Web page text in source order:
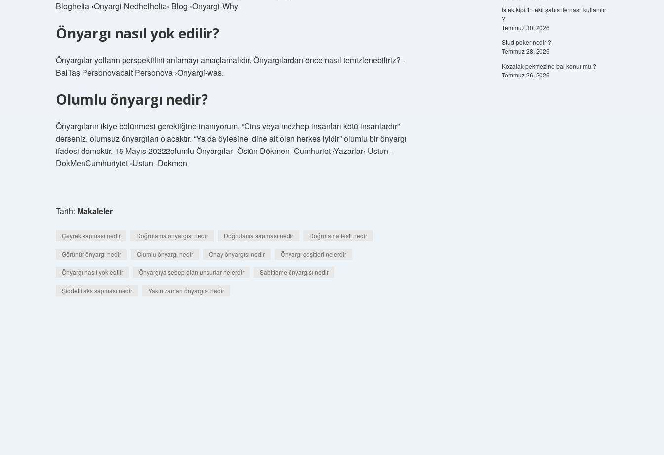
Bloghelia ›Onyargi-Nedhelhelia› Blog ›Onyargi-Why
Önyargı nasıl yok edilir?
Önyargılar yolların perspektifini anlamayı amaçlamalıdır. Önyargılardan önce nasıl temizlenebiliriz? -
BalTaş Personovabalt Personova ›Onyargi-was.
Olumlu önyargı nedir?
Önyargıların ikiye bölünmesi gerektiğine inanıyorum. “Cins veya mezhep insanları kötü insanlardır”
derseniz, olumsuz önyargıları olacaktır. “Ya da öylesine, dine ait olan herkes iyidir” olumlu bir önyargı
ifadesi demektir. 15 Mayıs 20222olumlu Önyargılar -Östün Dökmen -Cumhuriet ›Yazarlar› Ustun -
DokMenCumhuriyiet ›Ustun -Dokmen
Tarih: Makaleler
Çeyrek sapması nedir Doğrulama önyargısı nedir Doğrulama sapması nedir Doğrulama testi nedir
Görünür önyargı nedir Olumlu önyargı nedir Onay önyargısı nedir Önyargı çeşitleri nelerdir
Önyargı nasıl yok edilir Önyargıya sebep olan unsurlar nelerdir Sabitleme önyargısı nedir
Şiddetli aks sapması nedir Yakın zaman önyargısı nedir
İstek kipi 1. tekil şahıs ile nasıl kullanılır
?
Temmuz 30, 2026
Stud poker nedir ?
Temmuz 28, 2026
Kozalak pekmezine bal konur mu ?
Temmuz 26, 2026